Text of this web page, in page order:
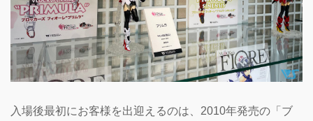
入場後最初にお客様を出迎えるのは、2010年発売の「ブ